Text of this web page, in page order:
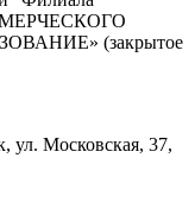
(закрытое
ул. Московская, 37,